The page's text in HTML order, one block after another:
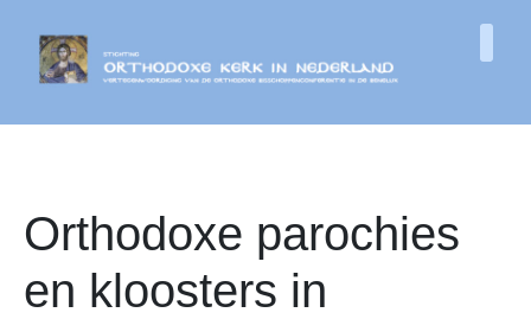
Orthodoxe parochies
en kloosters in